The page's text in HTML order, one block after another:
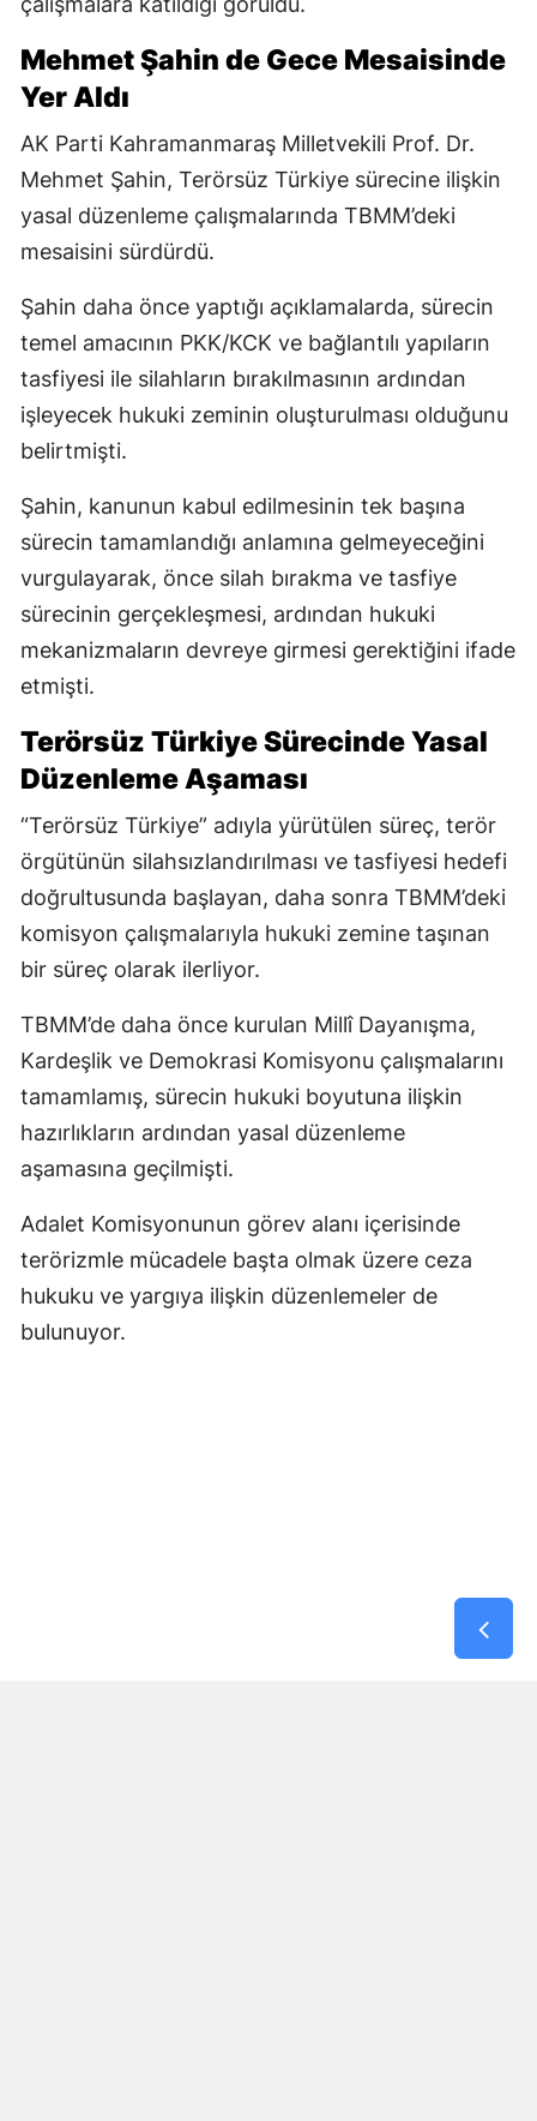
Mehmet Şahin de Gece Mesaisinde
Yer Aldı
AK Parti Kahramanmaraş Milletvekili Prof. Dr.
Mehmet Şahin, Terörsüz Türkiye sürecine ilişkin
yasal düzenleme çalışmalarında TBMM’deki
mesaisini sürdürdü.
Şahin daha önce yaptığı açıklamalarda, sürecin
temel amacının PKK/KCK ve bağlantılı yapıların
tasfiyesi ile silahların bırakılmasının ardından
işleyecek hukuki zeminin oluşturulması olduğunu
belirtmişti.
Şahin, kanunun kabul edilmesinin tek başına
sürecin tamamlandığı anlamına gelmeyeceğini
vurgulayarak, önce silah bırakma ve tasfiye
sürecinin gerçekleşmesi, ardından hukuki
mekanizmaların devreye girmesi gerektiğini ifade
etmişti.
Terörsüz Türkiye Sürecinde Yasal
Düzenleme Aşaması
“Terörsüz Türkiye” adıyla yürütülen süreç, terör
örgütünün silahsızlandırılması ve tasfiyesi hedefi
doğrultusunda başlayan, daha sonra TBMM’deki
komisyon çalışmalarıyla hukuki zemine taşınan
bir süreç olarak ilerliyor.
TBMM’de daha önce kurulan Millî Dayanışma,
Kardeşlik ve Demokrasi Komisyonu çalışmalarını
tamamlamış, sürecin hukuki boyutuna ilişkin
hazırlıkların ardından yasal düzenleme
aşamasına geçilmişti.
Adalet Komisyonunun görev alanı içerisinde
terörizmle mücadele başta olmak üzere ceza
hukuku ve yargıya ilişkin düzenlemeler de
bulunuyor.